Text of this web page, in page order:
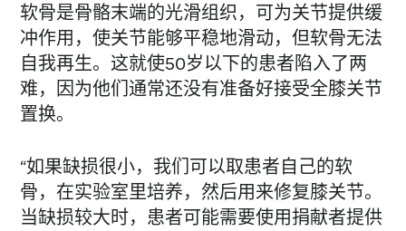
软骨是骨骼末端的光滑组织，可为关节提供缓
冲作用，使关节能够平稳地滑动，但软骨无法
自我再生。这就使50岁以下的患者陷入了两
难，因为他们通常还没有准备好接受全膝关节
置换。
“如果缺损很小，我们可以取患者自己的软
骨，在实验室里培养，然后用来修复膝关节。
当缺损较大时，患者可能需要使用捐献者提供